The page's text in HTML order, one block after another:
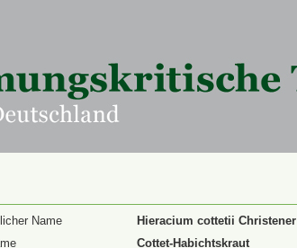
Name
Hieracium cottetii Christener
Cottet-Habichtskraut